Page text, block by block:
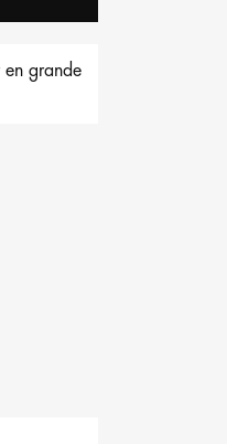
en grande